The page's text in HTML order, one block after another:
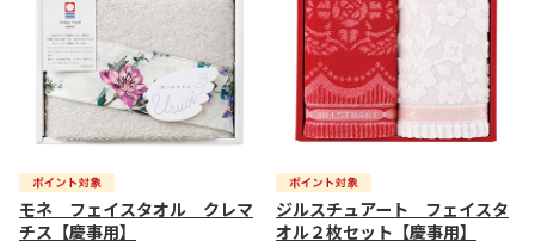
モネ フェイスタオル クレマ
チス【慶事用】
ジルスチュアート フェイスタ
オル２枚セット【慶事用】